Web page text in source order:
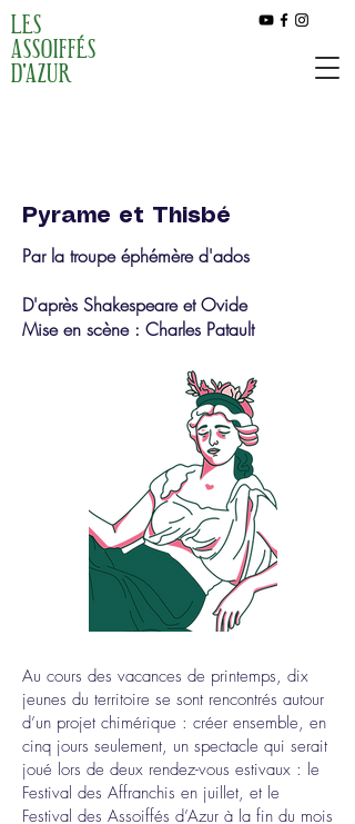
LES
ASSOIFFÉS
D'AZUR
Pyrame et Thisbé
Par la troupe éphémère d'ados
D'après Shakespeare et Ovide
Mise en scène : Charles Patault
moment
en tournée
Au cours des vacances de printemps, dix
jeunes du territoire se sont rencontrés autour
d’un projet chimérique : créer ensemble, en
cinq jours seulement, un spectacle qui serait
joué lors de deux rendez-vous estivaux : le
Festival des Affranchis en juillet, et le
Festival des Assoiffés d’Azur à la fin du mois